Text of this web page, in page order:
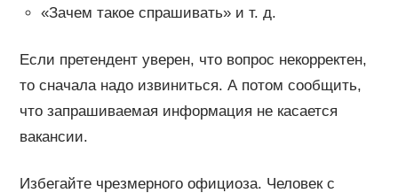
«Зачем такое спрашивать» и т. д.
Если претендент уверен, что вопрос некорректен,
то сначала надо извиниться. А потом сообщить,
что запрашиваемая информация не касается
вакансии.
Избегайте чрезмерного официоза. Человек с